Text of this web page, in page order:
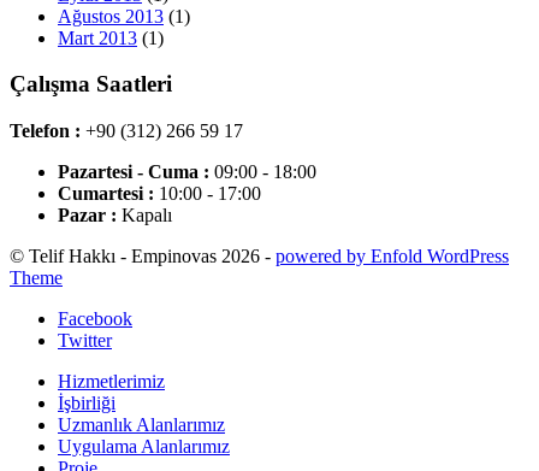
Ağustos 2013 (1)
Mart 2013 (1)
Çalışma Saatleri
Telefon : +90 (312) 266 59 17
Pazartesi - Cuma : 09:00 - 18:00
Cumartesi : 10:00 - 17:00
Pazar : Kapalı
© Telif Hakkı - Empinovas 2026 - powered by Enfold WordPress
Theme
Facebook
Twitter
Hizmetlerimiz
İşbirliği
Uzmanlık Alanlarımız
Uygulama Alanlarımız